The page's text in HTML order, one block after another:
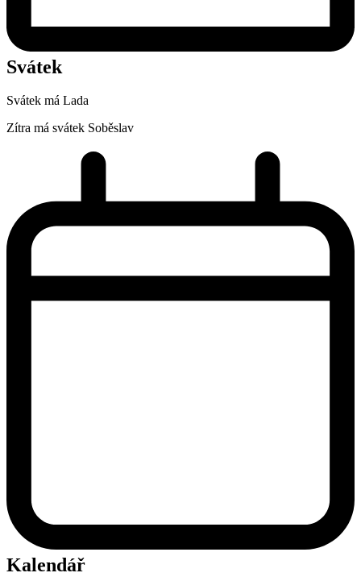
Svátek
Svátek má Lada
Zítra má svátek Soběslav
Kalendář